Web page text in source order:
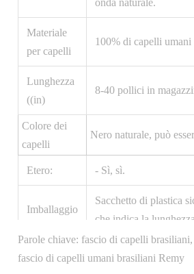
onda naturale.
Materiale
per capelli
100% di capelli umani
Lunghezza
((in)
8-40 pollici in
Colore dei
capelli
Nero naturale, può
Etero: - Sì, sì.
Imballaggio
prodotto:
Sacchetto di plastica
che indica la
capelli, inserito in
con il logo dell'azienda
Parole chiave: fascio di capelli
fascio di capelli umani brasiliani Remy